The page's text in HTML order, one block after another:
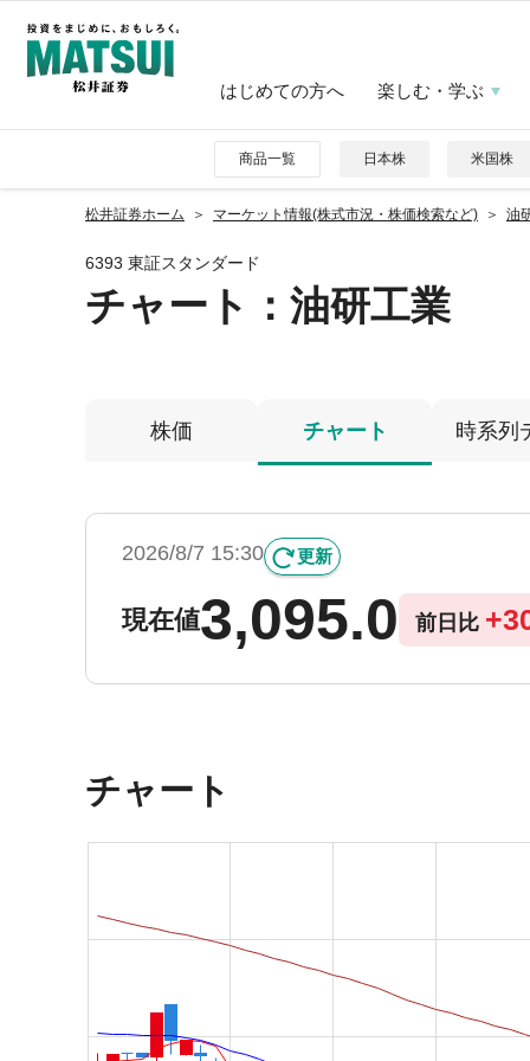
はじめての方へ 楽しむ・学ぶ
商品一覧 日本株 米国株
松井証券ホーム マーケット情報(株式市況・株価検索など) 油
6393 東証スタンダード
チャート： 油研工業
株価 チャート 時系列
2026/8/7 15:30 更新
現在値3,095.0 前日比 +
チャート